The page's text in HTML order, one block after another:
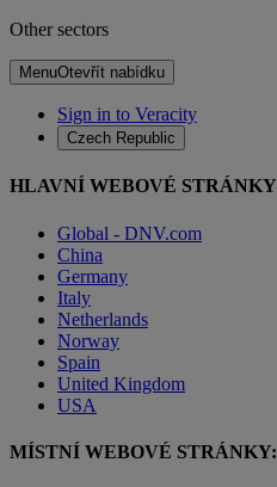
Other sectors
MenuOtevřít nabídku
Sign in to Veracity
Czech Republic
HLAVNÍ WEBOVÉ STRÁNKY
Global - DNV.com
China
Germany
Italy
Netherlands
Norway
Spain
United Kingdom
USA
MÍSTNÍ WEBOVÉ STRÁNKY: